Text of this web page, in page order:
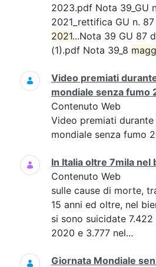
2023.pdf Nota 39_GU
2021_rettifica GU n.
2021...Nota 39 GU 87
(1).pdf Nota 39_8
Video premiati
mondiale senza fumo
Contenuto Web
Video premiati
mondiale senza fumo
In Italia oltre 7mila
Contenuto Web
sulle cause di morte,
15 anni ed oltre, nel
si sono suicidate
2020 e 3.777 nel...
Giornata Mondiale